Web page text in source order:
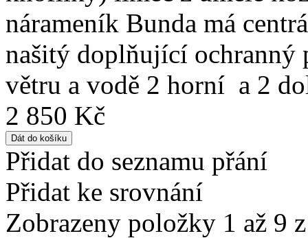
nárameník Bunda má
našitý doplňující
větru a vodě 2 horní a 2
2 850 Kč
Přidat do seznamu přání
Přidat ke srovnání
Zobrazeny položky 1 až 9